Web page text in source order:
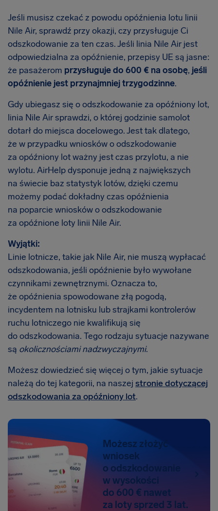
Jeśli musisz czekać z powodu opóźnienia lotu linii
Nile Air, sprawdź przy okazji, czy przysługuje Ci
odszkodowanie za ten czas. Jeśli linia Nile Air jest
odpowiedzialna za opóźnienie, przepisy UE są jasne:
że pasażerom przysługuje do 600 € na osobę, jeśli
opóźnienie jest przynajmniej trzygodzinne.
Gdy ubiegasz się o odszkodowanie za opóźniony lot,
linia Nile Air sprawdzi, o której godzinie samolot
dotarł do miejsca docelowego. Jest tak dlatego,
że w przypadku wniosków o odszkodowanie
za opóźniony lot ważny jest czas przylotu, a nie
wylotu. AirHelp dysponuje jedną z największych
na świecie baz statystyk lotów, dzięki czemu
możemy podać dokładny czas opóźnienia
na poparcie wniosków o odszkodowanie
za opóźnione loty linii Nile Air.
Wyjątki:
Linie lotnicze, takie jak Nile Air, nie muszą wypłacać
odszkodowania, jeśli opóźnienie było wywołane
czynnikami zewnętrznymi. Oznacza to,
że opóźnienia spowodowane złą pogodą,
incydentem na lotnisku lub strajkami kontrolerów
ruchu lotniczego nie kwalifikują się
do odszkodowania. Tego rodzaju sytuacje nazywane
są okolicznościami nadzwyczajnymi.
Możesz dowiedzieć się więcej o tym, jakie sytuacje
należą do tej kategorii, na naszej stronie dotyczącej
odszkodowania za opóźniony lot.
Możesz złożyć
wniosek
o odszkodowanie
w wysokości
do 600 € nawet
za loty sprzed 3 lat.